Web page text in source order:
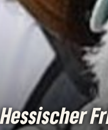
Hessischer